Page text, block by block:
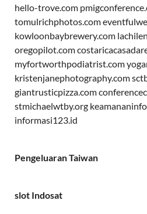
hello-trove.com
tomulrichphotos.com
kowloonbaybrewery.com
oregopilot.com
myfortworthpodiatrist.com
kristenjanephotography.com
giantrusticpizza.com
stmichaelwtby.org
informasi123.id
Pengeluaran Taiwan
slot Indosat